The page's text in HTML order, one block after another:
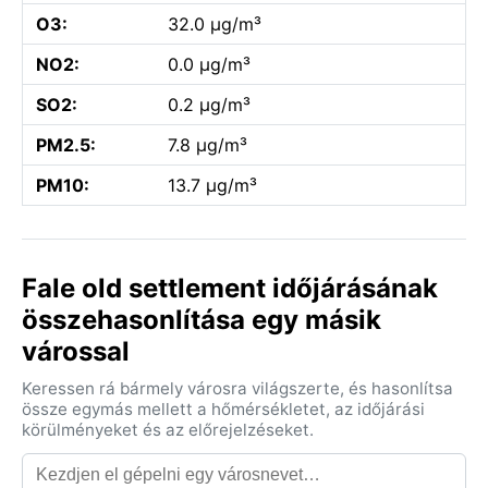
O3:
32.0 µg/m³
NO2:
0.0 µg/m³
SO2:
0.2 µg/m³
PM2.5:
7.8 µg/m³
PM10:
13.7 µg/m³
Fale old settlement időjárásának
összehasonlítása egy másik
várossal
Keressen rá bármely városra világszerte, és hasonlítsa
össze egymás mellett a hőmérsékletet, az időjárási
körülményeket és az előrejelzéseket.